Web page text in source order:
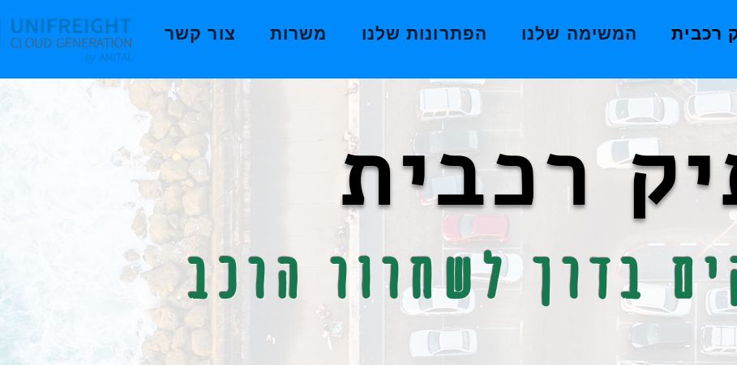
רכבית המשימה שלנו הפתרונות שלנו משרות צור קשר
רכבית
בדרך לשחרור הרכב